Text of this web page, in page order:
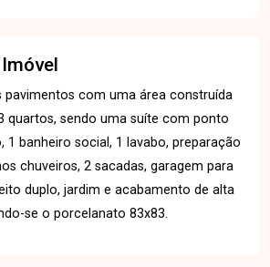
pavimentos com uma área construída
quartos, sendo uma suíte com ponto
1 banheiro social, 1 lavabo, preparação
chuveiros, 2 sacadas, garagem para
duplo, jardim e acabamento de alta
se o porcelanato 83x83.